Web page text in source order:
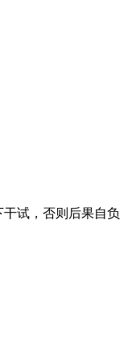
试，否则后果自